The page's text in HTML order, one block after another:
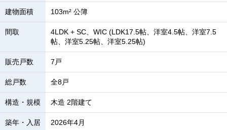
建物面積 103m² 公簿
間取
4LDK + SC、WIC (LDK17.5帖、洋室4.5帖、洋室7.5
帖、洋室5.25帖、洋室5.25帖)
販売戸数 7戸
総戸数 全8戸
構造・規模 木造 2階建て
築年・入居 2026年4月